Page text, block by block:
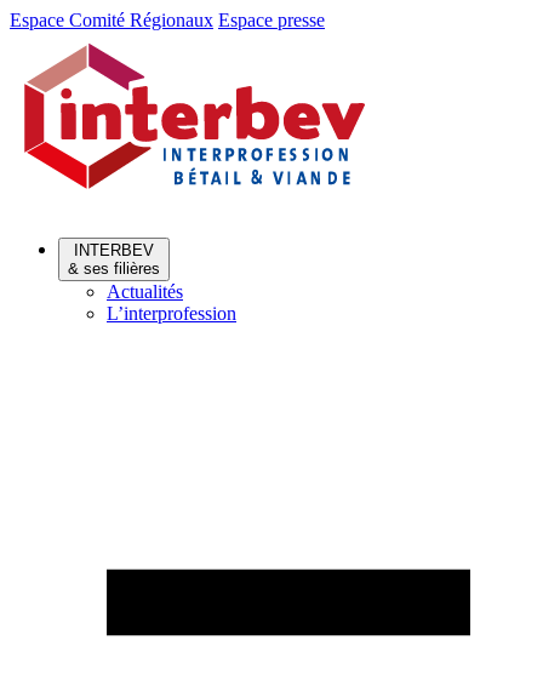
Aller
Aller
contenu
Espace Comité Régionaux Espace presse
INTERBEV
& ses filières
Actualités
L’interprofession